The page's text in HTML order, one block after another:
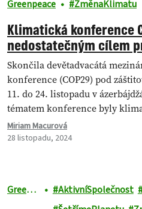
Greenpeace ZměnaKlimatu
Klimatická konference
nedostatečným cílem
klimatických opatření.
Skončila devětadvacátá
konference (COP29) pod
11. do 24. listopadu v
tématem konference byly
ale skončila minimální…
Miriam Macurová
28 listopadu, 2024
Greenp
AktivníSpolečnost